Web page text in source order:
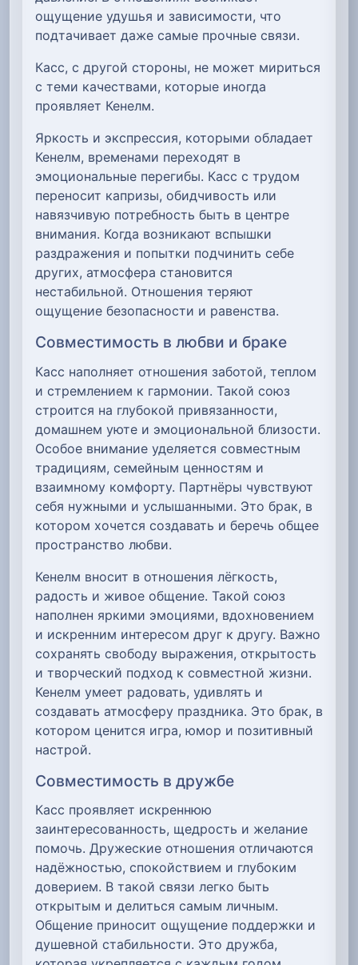
ощущение удушья и зависимости, что
подтачивает даже самые прочные связи.
Касс, с другой стороны, не может мириться
с теми качествами, которые иногда
проявляет Кенелм.
Яркость и экспрессия, которыми обладает
Кенелм, временами переходят в
эмоциональные перегибы. Касс с трудом
переносит капризы, обидчивость или
навязчивую потребность быть в центре
внимания. Когда возникают вспышки
раздражения и попытки подчинить себе
других, атмосфера становится
нестабильной. Отношения теряют
ощущение безопасности и равенства.
Совместимость в любви и браке
Касс наполняет отношения заботой, теплом
и стремлением к гармонии. Такой союз
строится на глубокой привязанности,
домашнем уюте и эмоциональной близости.
Особое внимание уделяется совместным
традициям, семейным ценностям и
взаимному комфорту. Партнёры чувствуют
себя нужными и услышанными. Это брак, в
котором хочется создавать и беречь общее
пространство любви.
Кенелм вносит в отношения лёгкость,
радость и живое общение. Такой союз
наполнен яркими эмоциями, вдохновением
и искренним интересом друг к другу. Важно
сохранять свободу выражения, открытость
и творческий подход к совместной жизни.
Кенелм умеет радовать, удивлять и
создавать атмосферу праздника. Это брак, в
котором ценится игра, юмор и позитивный
настрой.
Совместимость в дружбе
Касс проявляет искреннюю
заинтересованность, щедрость и желание
помочь. Дружеские отношения отличаются
надёжностью, спокойствием и глубоким
доверием. В такой связи легко быть
открытым и делиться самым личным.
Общение приносит ощущение поддержки и
душевной стабильности. Это дружба,